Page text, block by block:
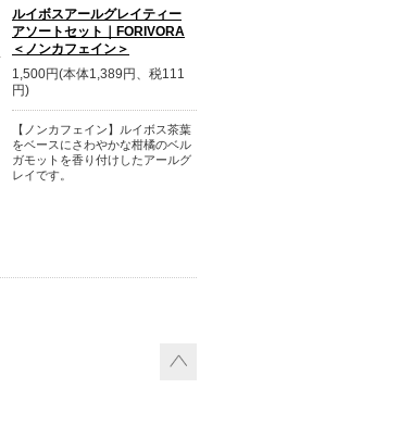
ルイボスアールグレイティー
アソートセット｜FORIVORA
＜ノンカフェイン＞
1,500円(本体1,389円、税111
円)
【ノンカフェイン】ルイボス茶葉
をベースにさわやかな柑橘のベル
ガモットを香り付けしたアールグ
レイです。